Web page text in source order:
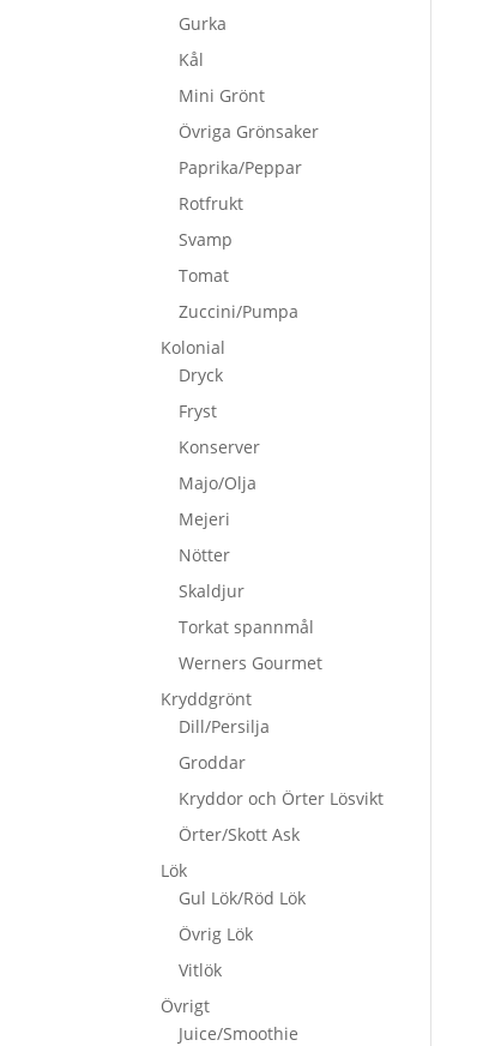
Gurka
Kål
Mini Grönt
Övriga Grönsaker
Paprika/Peppar
Rotfrukt
Svamp
Tomat
Zuccini/Pumpa
Kolonial
Dryck
Fryst
Konserver
Majo/Olja
Mejeri
Nötter
Skaldjur
Torkat spannmål
Werners Gourmet
Kryddgrönt
Dill/Persilja
Groddar
Kryddor och Örter Lösvikt
Örter/Skott Ask
Lök
Gul Lök/Röd Lök
Övrig Lök
Vitlök
Övrigt
Juice/Smoothie